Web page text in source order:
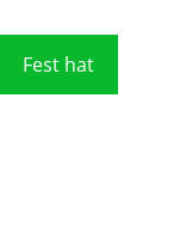
Fest hat